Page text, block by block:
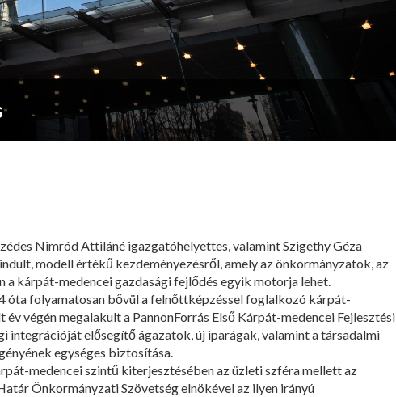
Nimród Attiláné igazgatóhelyettes, valamint Szigethy Géza
modell értékű kezdeményezésről, amely az önkormányzatok, az
kárpát-medencei gazdasági fejlődés egyik motorja lehet.
óta folyamatosan bővül a felnőttképzéssel foglalkozó kárpát-
végén megalakult a PannonForrás Első Kárpát-medencei Fejlesztési
integrációját elősegítő ágazatok, új iparágak, valamint a társadalmi
egységes biztosítása.
medencei szintű kiterjesztésében az üzleti szféra mellett az
Önkormányzati Szövetség elnökével az ilyen irányú